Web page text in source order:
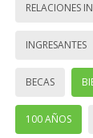
RELACIONES
INGRESANTES
BECAS
100 AÑOS